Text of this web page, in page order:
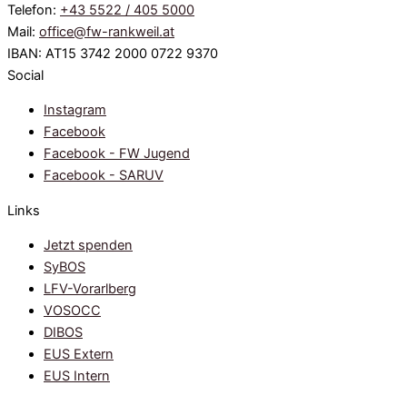
Telefon: +43 5522 / 405 5000
Mail: office@fw-rankweil.at
IBAN: AT15 3742 2000 0722 9370
Social
Instagram
Facebook
Facebook - FW Jugend
Facebook - SARUV
Links
Jetzt spenden
SyBOS
LFV-Vorarlberg
VOSOCC
DIBOS
EUS Extern
EUS Intern